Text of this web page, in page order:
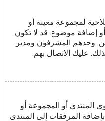
لمجموعة معينة أو
إضافة موضوع. قد لا تكون
وحدهم المشرفون ومدير
عليك الاتصال بهم.
المنتدى أو المجموعة أو
المرفقات إلى المنتدى